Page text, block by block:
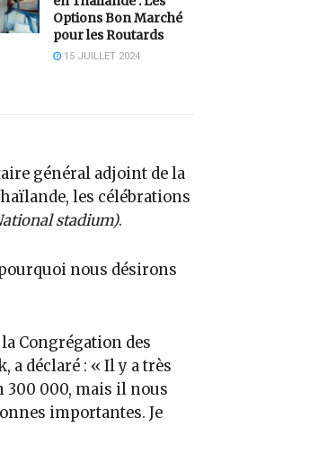
Options Bon Marché
pour les Routards
15 JUILLET 2024
général adjoint de la
les célébrations
stadium).
nous désirons
Congrégation des
a déclaré : « Il y a très
300 000, mais il nous
importantes. Je